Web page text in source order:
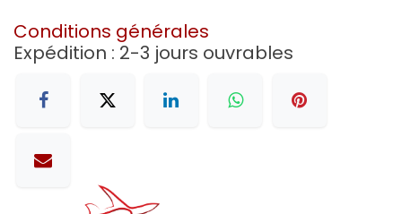
Conditions générales
Expédition : 2-3 jours ouvrables